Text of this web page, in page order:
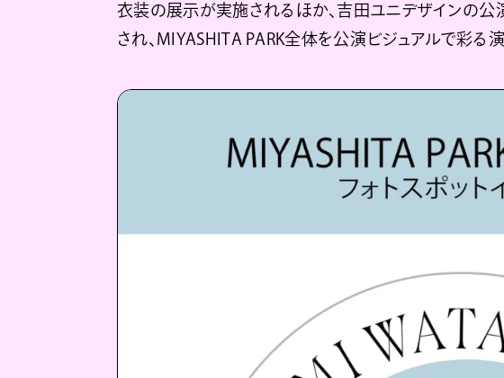
衣装の展示が実施されるほか、吉田ユニデザインの公
され、MIYASHITA PARK全体を公演ビジュアルで彩る